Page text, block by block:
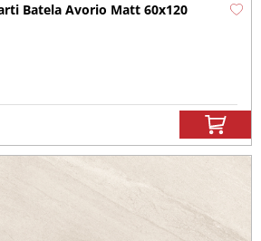
Batela Avorio Matt 60x120